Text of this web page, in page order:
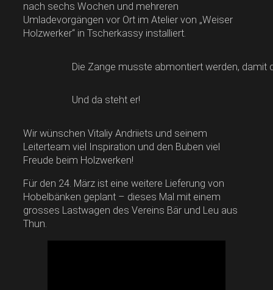
nach sechs Wochen und mehreren
Umladevorgängen vor Ort im Atelier von „Weiser
Holzwerker“ in Tscherkassy installiert.
Die Zange musste abmontiert werden, damit
Und da steht er!
Wir wünschen Vitaliy Andriiets und seinem
Leiterteam viel Inspiration und den Buben viel
Freude beim Holzwerken!
Für den 24. März ist eine weitere Lieferung von
Hobelbänken geplant – dieses Mal mit einem
grosses Lastwagen des Vereins Bär und Leu aus
Thun.